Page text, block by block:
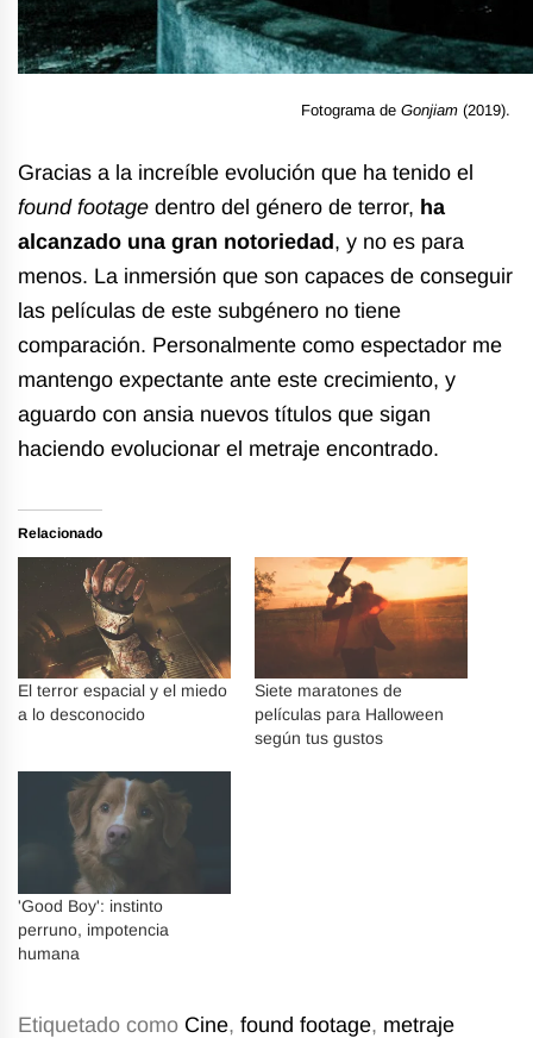
Fotograma de Gonjiam (2019).
Gracias a la increíble evolución que ha tenido el
found footage dentro del género de terror, ha
alcanzado una gran notoriedad, y no es para
menos. La inmersión que son capaces de conseguir
las películas de este subgénero no tiene
comparación. Personalmente como espectador me
mantengo expectante ante este crecimiento, y
aguardo con ansia nuevos títulos que sigan
haciendo evolucionar el metraje encontrado.
Relacionado
El terror espacial y el miedo
a lo desconocido
Siete maratones de
películas para Halloween
según tus gustos
'Good Boy': instinto
perruno, impotencia
humana
Etiquetado como Cine, found footage, metraje